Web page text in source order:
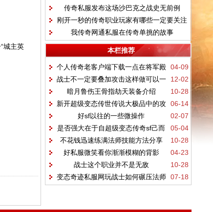
城主英
传奇私服发布这场沙巴克之战史无前例
刚开一秒的传奇职业玩家有哪些一定要关注
的技能修炼?
我传奇网通私服在传奇单挑的故事
本栏推荐
04-09
个人传奇老客户端下载一点在将军殿
打尸霸的一些经验
12-02
战士不一定要叠加攻击这样做可以一
箭双雕
10-28
暗月鲁伤王骨指劫天装备介绍
06-14
新开超级变态传世传说大极品中的攻
沙玩法
02-07
好sf以往的一些微操作
05-04
是否强大在于自超级变态传奇sf己而
非职业
10-28
不花钱迅速练满法师技能方法分享
04-23
好私服微笑看你渐渐模糊的背影
10-28
战士这个职业并不是无敌
07-18
变态奇迹私服网玩战士如何碾压法师